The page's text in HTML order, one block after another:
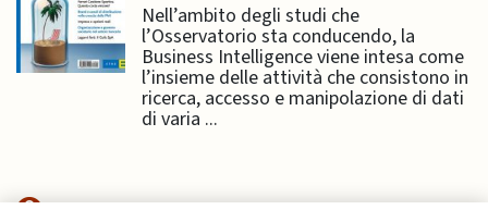
Nell’ambito degli studi che
l’Osservatorio sta conducendo, la
Business Intelligence viene intesa come
l’insieme delle attività che consistono in
ricerca, accesso e manipolazione di dati
di varia ...